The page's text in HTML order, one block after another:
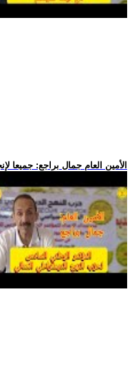
.. الأمين العام جمال براجع: جميعا